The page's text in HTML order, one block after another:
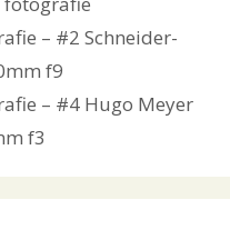
– #2 Schneider-
f9
– #4 Hugo Meyer
f3